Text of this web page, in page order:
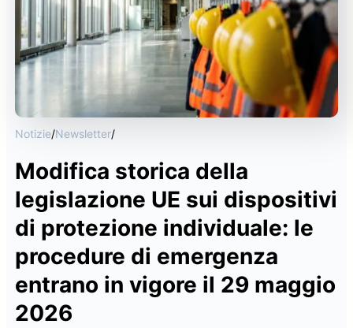
Notizie/Newsletter/
Modifica storica della
legislazione UE sui dispositivi
di protezione individuale: le
procedure di emergenza
entrano in vigore il 29 maggio
2026